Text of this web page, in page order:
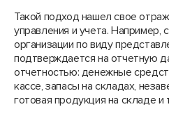
Такой подход нашел свое
управления и учета. Например,
организации по виду
подтверждается на отчетную
отчетностью: денежные
кассе, запасы на складах,
готовая продукция на складе и